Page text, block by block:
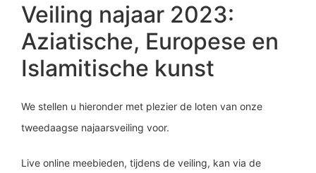
Veiling najaar 2023:
Aziatische, Europese en
Islamitische kunst
We stellen u hieronder met plezier de loten van onze
tweedaagse najaarsveiling voor.
Live online meebieden, tijdens de veiling, kan via de